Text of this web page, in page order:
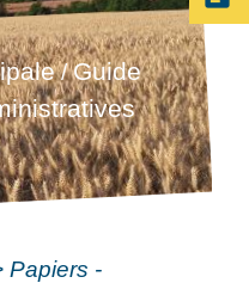
/Guide
Papiers -